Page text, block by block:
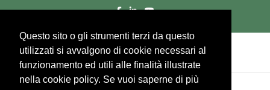
Questo sito o gli strumenti terzi da questo
utilizzati si avvalgono di cookie necessari al
funzionamento ed utili alle finalità illustrate
nella cookie policy. Se vuoi saperne di più